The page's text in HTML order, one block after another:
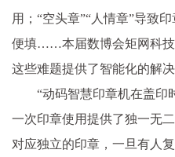
用；“空头章”“人情章”导致
便填……本届数博会矩网科技
这些难题提供了智能化的解决
“动码智慧印章机在盖印
一次印章使用提供了独一无
对应独立的印章，一旦有人